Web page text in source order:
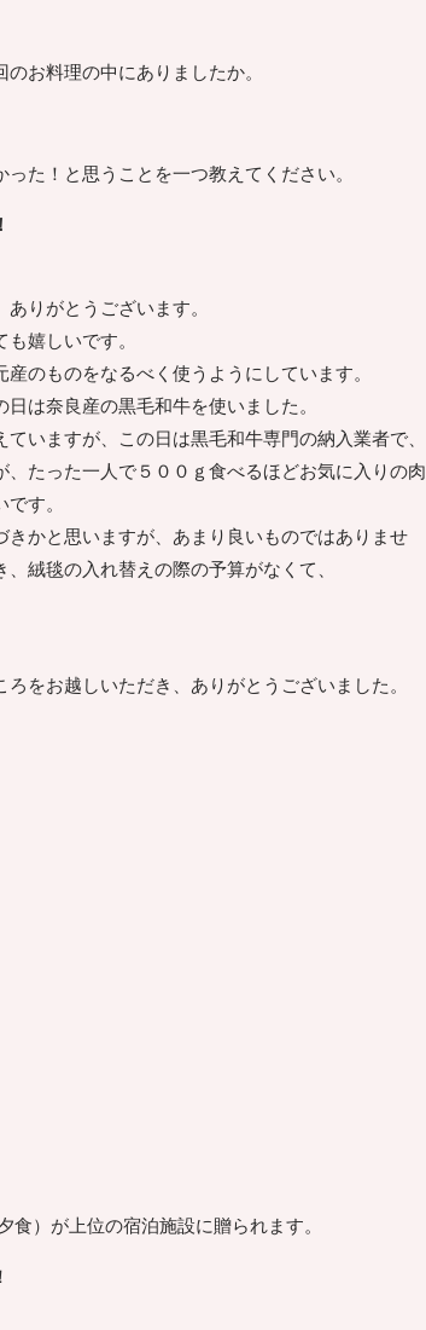
お料理の中にありましたか。
た！と思うことを一つ教えてください。
りがとうございます。
嬉しいです。
のものをなるべく使うようにしています。
は奈良産の黒毛和牛を使いました。
いますが、この日は黒毛和牛専門の納入業者で、
たった一人で５００ｇ食べるほどお気に入りの肉
す。
かと思いますが、あまり良いものではありませ
絨毯の入れ替えの際の予算がなくて、
をお越しいただき、ありがとうございました。
食）が上位の宿泊施設に贈られます。